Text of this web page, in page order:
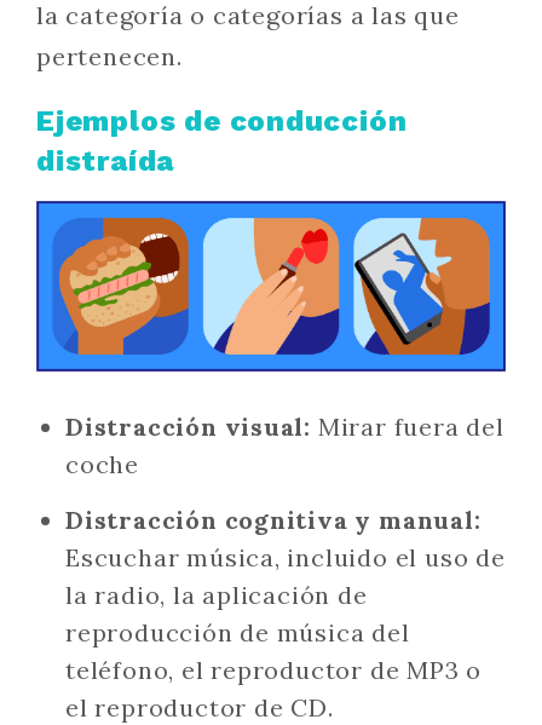
la categoría o categorías a las que
pertenecen.
Ejemplos de conducción
distraída
Distracción visual: Mirar fuera del
coche
Distracción cognitiva y manual:
Escuchar música, incluido el uso de
la radio, la aplicación de
reproducción de música del
teléfono, el reproductor de MP3 o
el reproductor de CD.